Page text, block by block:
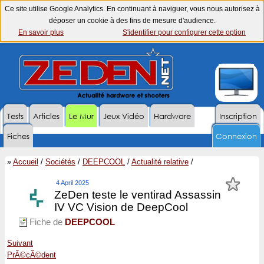
Ce site utilise Google Analytics. En continuant à naviguer, vous nous autorisez à
déposer un cookie à des fins de mesure d'audience.
En savoir plus
S'identifier pour configurer cette option
Inscription
Tests Articles Le Mur Jeux Vidéo
Hardware
Fiches
Connexion
» Accueil / Sociétés / DEEPCOOL / Actualité relative /
4 April 2025
ZeDen teste le ventirad Assassin
IV VC Vision de DeepCool
Fiche de DEEPCOOL
Suivant
PrÃ©cÃ©dent